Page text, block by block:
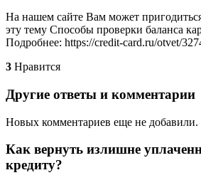
На нашем сайте Вам может пригодиться
эту тему Способы проверки баланса
Подробнее: https://credit-card.ru/otvet/
3 Нравится
Другие ответы и комментарии
Новых комментариев еще не добавили.
Как вернуть излишне
кредиту?